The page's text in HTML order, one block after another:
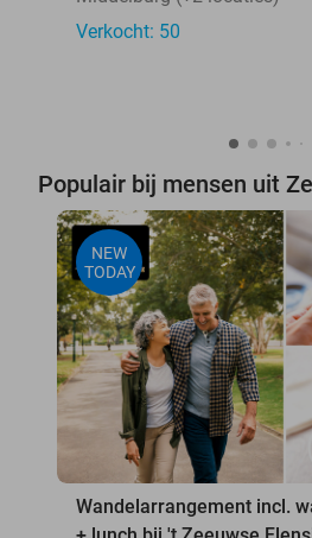
Verkocht: 50
Populair bij mensen uit
NEW
TODAY
Wandelarrangement incl.